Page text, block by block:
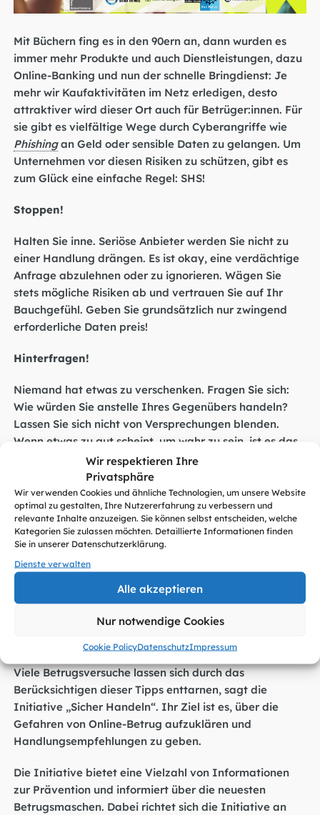
Wir respektieren Ihre
Privatsphäre
Wir verwenden Cookies und ähnliche Technologien, um unsere Website
optimal zu gestalten, Ihre Nutzererfahrung zu verbessern und
relevante Inhalte anzuzeigen. Sie können selbst entscheiden, welche
Kategorien Sie zulassen möchten. Detaillierte Informationen finden
Sie in unserer Datenschutzerklärung.
Dienste verwalten
Alle akzeptieren
Nur notwendige Cookies
Cookie PolicyDatenschutzImpressum
Mit Büchern fing es in den 90ern an, dann wurden es
immer mehr Produkte und auch Dienstleistungen, dazu
Online-Banking und nun der schnelle Bringdienst: Je
mehr wir Kaufaktivitäten im Netz erledigen, desto
attraktiver wird dieser Ort auch für Betrüger:innen. Für
sie gibt es vielfältige Wege durch Cyberangriffe wie
Phishingan Geld oder sensible Daten zu gelangen. Um
Unternehmen vor diesen Risiken zu schützen, gibt es
zum Glück eine einfache Regel: SHS!
Stoppen!
Halten Sie inne. Seriöse Anbieter werden Sie nicht zu
einer Handlung drängen. Es ist okay, eine verdächtige
Anfrage abzulehnen oder zu ignorieren. Wägen Sie
stets mögliche Risiken ab und vertrauen Sie auf Ihr
Bauchgefühl. Geben Sie grundsätzlich nur zwingend
erforderliche Daten preis!
Hinterfragen!
Niemand hat etwas zu verschenken. Fragen Sie sich:
Wie würden Sie anstelle Ihres Gegenübers handeln?
Lassen Sie sich nicht von Versprechungen blenden.
Wenn etwas zu gut scheint, um wahr zu sein, ist es das
meist auch! Wenn Sie sich unsicher sind oder etwas zum
ersten Mal tun – informieren Sie sich! Holen Sie sich
Unterstützung bei erfahrenen Kolleg:innen oder
Expert:innen!
Schützen!
Sie vermuten einen Betrugsversuch? Schützen Sie sich
und andere, indem Sie Verdächtiges an die jeweilige
Plattform melden. Erstatten Sie gegebenenfalls auch
Anzeige bei der Polizei, am besten bei einer der
sogenannten „Internetwachen“.
Viele Betrugsversuche lassen sich durch das
Berücksichtigen dieser Tipps enttarnen, sagt die
Initiative „Sicher Handeln“. Ihr Ziel ist es, über die
Gefahren von Online-Betrug aufzuklären und
Handlungsempfehlungen zu geben.
Die Initiative bietet eine Vielzahl von Informationen
zur Prävention und informiert über die neuesten
Betrugsmaschen. Dabei richtet sich die Initiative an